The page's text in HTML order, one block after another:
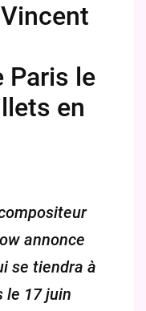
Paris le
en
annonce
se tiendra à
le 17 juin